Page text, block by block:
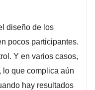
diseño de los
pocos participantes.
Y en varios casos,
lo que complica aún
hay resultados